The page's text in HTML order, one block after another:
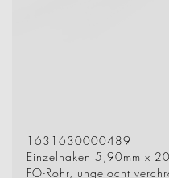
1631630000489
Einzelhaken 5,90mm x
FO-Rohr, ungelocht